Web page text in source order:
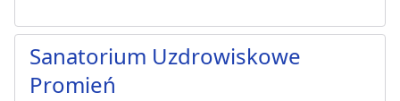
Sanatorium Uzdrowiskowe
Promień